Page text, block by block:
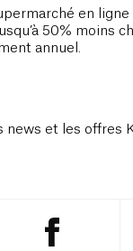
en
50% moins
annuel.
news et les offres